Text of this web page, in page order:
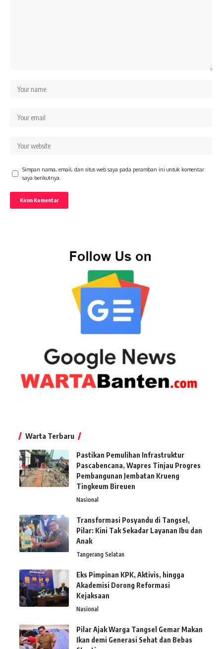
Simpan nama, email, dan situs web saya pada peramban ini untuk komentar
saya berikutnya.
Warta Terbaru
Pastikan Pemulihan Infrastruktur
Pascabencana, Wapres Tinjau Progres
Pembangunan Jembatan Krueng
Tingkeum Bireuen
Nasional
Transformasi Posyandu di Tangsel,
Pilar: Kini Tak Sekadar Layanan Ibu dan
Anak
Tangerang Selatan
Eks Pimpinan KPK, Aktivis, hingga
Akademisi Dorong Reformasi
Kejaksaan
Nasional
Pilar Ajak Warga Tangsel Gemar Makan
Ikan demi Generasi Sehat dan Bebas